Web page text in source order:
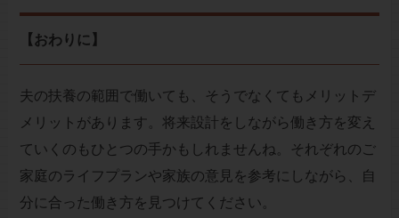
【おわりに】
夫の扶養の範囲で働いても、そうでなくてもメリットデ
メリットがあります。将来設計をしながら働き方を変え
ていくのもひとつの手かもしれませんね。それぞれのご
家庭のライフプランや家族の意見を参考にしながら、自
分に合った働き方を見つけてください。